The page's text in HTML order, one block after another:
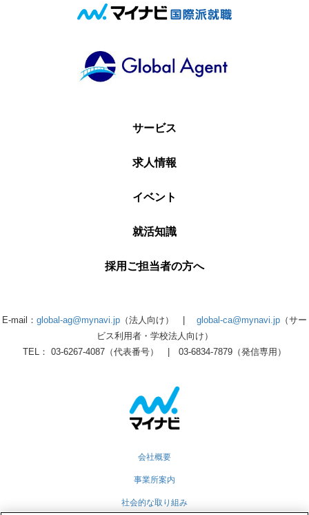
サービス
求人情報
イベント
就活知識
採用ご担当者の方へ
E-mail： global-ag@mynavi.jp （法人向け） | global-ca@mynavi.jp （サー
ビス利用者・学校法人向け）
TEL： 03-6267-4087（代表番号） | 03-6834-7879（発信専用）
会社概要
事業所案内
社会的な取り組み